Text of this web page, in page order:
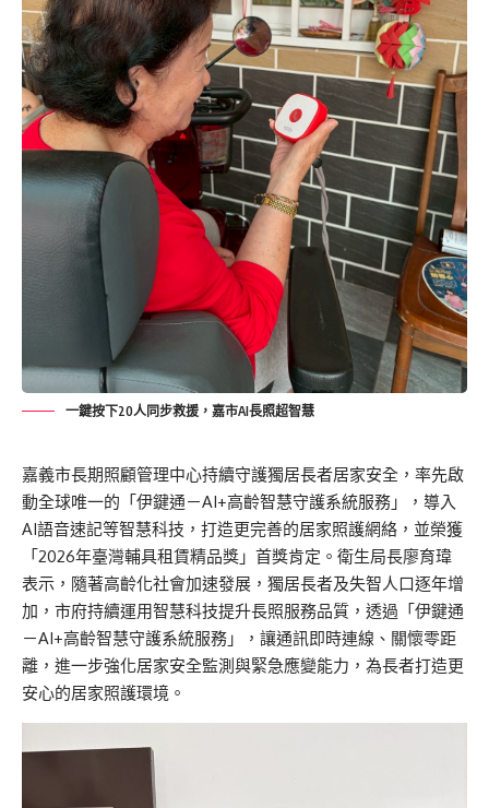
一鍵按下20人同步救援，嘉市AI長照超智慧
嘉義市長期照顧管理中心持續守護獨居長者居家安全，率先啟
動全球唯一的「伊鍵通－AI+高齡智慧守護系統服務」，導入
AI語音速記等智慧科技，打造更完善的居家照護網絡，並榮獲
「2026年臺灣輔具租賃精品獎」首獎肯定。衛生局長廖育瑋
表示，隨著高齡化社會加速發展，獨居長者及失智人口逐年增
加，市府持續運用智慧科技提升長照服務品質，透過「伊鍵通
－AI+高齡智慧守護系統服務」，讓通訊即時連線、關懷零距
離，進一步強化居家安全監測與緊急應變能力，為長者打造更
安心的居家照護環境。